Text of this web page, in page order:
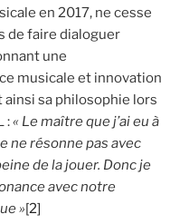
en 2017, ne cesse
de faire dialoguer
une
musicale et innovation
sa philosophie lors
:« Le maître que j’ai eu à
ne résonne pas avec
de la jouer. Donc je
avec notre
»[2]